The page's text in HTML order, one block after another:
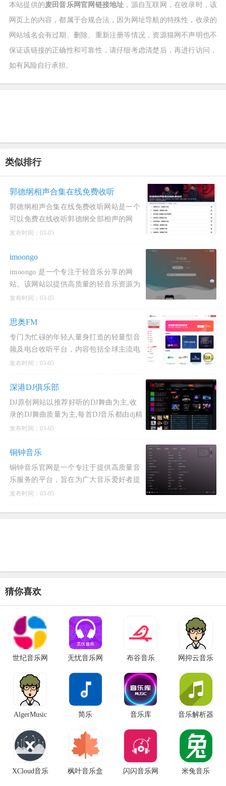
本站提供的麦田音乐网官网链接地址 ，源自互联网，在收录时，该
网页上的内容，都属于合规合法，因为网址导航的特殊性，收录的
网站域名会有过期、删除、重新注册等情况，资源猫网不声明也不
保证该链接的正确性和可靠性，请仔细考虑清楚后，再进行访问，
如有风险自行承担。
类似排行
郭德纲相声合集在线免费收听
郭德纲相声合集在线免费收听网站是一个
可以免费在线收听郭德纲全部相声的网
站。收录郭德纲于谦最新相声，德云社相
发布时间：03-05
imoongo
imoongo 是一个专注于轻音乐分享的网
站。该网站以提供高质量的轻音乐资源为
主，致力于为用户提供沉浸式的听觉体
发布时间：03-05
思奥FM
专门为忙碌的年轻人量身打造的轻量型音
频及电台收听平台，内容包括全球主流电
台流媒体以及各种风格流派的音乐电台播
发布时间：03-05
深港DJ俱乐部
DJ原创网站以推荐好听的DJ舞曲为主,收
录的DJ舞曲质量为主,每首DJ音乐都由dj精
心打造,下载好听的DJ舞曲,感受香港与深
发布时间：03-05
铜钟音乐
铜钟音乐官网是一个专注于提供高质量音
乐服务的平台，旨在为广大音乐爱好者提
供一个便捷、全面的音乐体验。该网站以
发布时间：03-05
猜你喜欢
世纪音乐网 无忧音乐网 布谷音乐 网抑云音乐
AlgerMusic 简乐 音乐库 音乐解析器
XCloud音乐 枫叶音乐盒 闪闪音乐网 米兔音乐